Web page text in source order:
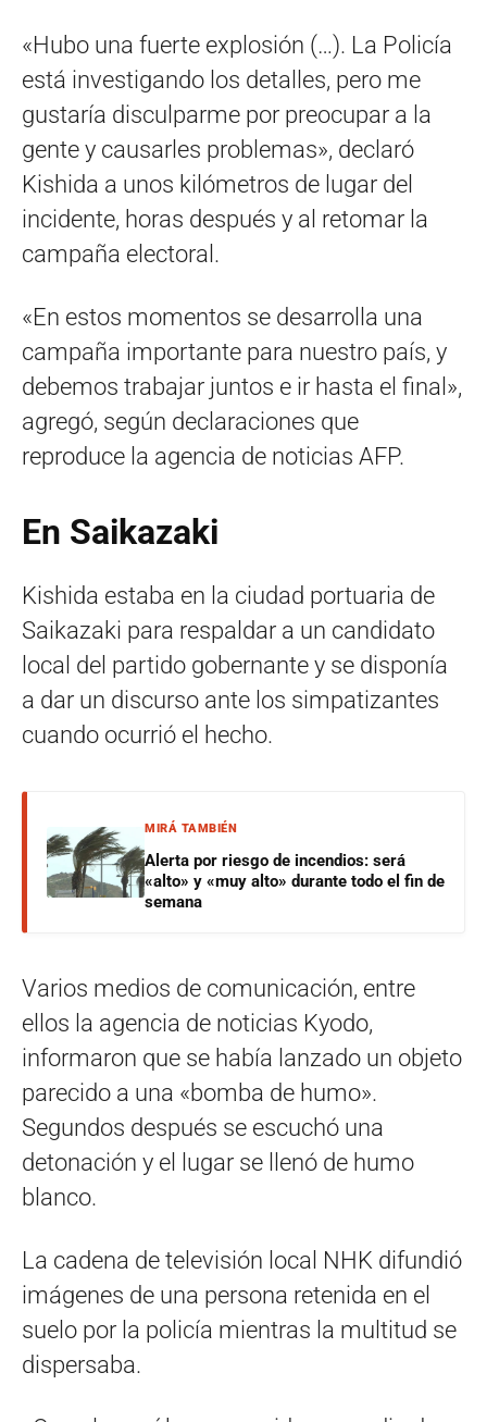
«Hubo una fuerte explosión (…). La Policía
está investigando los detalles, pero me
gustaría disculparme por preocupar a la
gente y causarles problemas», declaró
Kishida a unos kilómetros de lugar del
incidente, horas después y al retomar la
campaña electoral.
«En estos momentos se desarrolla una
campaña importante para nuestro país, y
debemos trabajar juntos e ir hasta el final»,
agregó, según declaraciones que
reproduce la agencia de noticias AFP.
En Saikazaki
Kishida estaba en la ciudad portuaria de
Saikazaki para respaldar a un candidato
local del partido gobernante y se disponía
a dar un discurso ante los simpatizantes
cuando ocurrió el hecho.
MIRÁ TAMBIÉN
Alerta por riesgo de incendios: será
«alto» y «muy alto» durante todo el fin de
semana
Varios medios de comunicación, entre
ellos la agencia de noticias Kyodo,
informaron que se había lanzado un objeto
parecido a una «bomba de humo».
Segundos después se escuchó una
detonación y el lugar se llenó de humo
blanco.
La cadena de televisión local NHK difundió
imágenes de una persona retenida en el
suelo por la policía mientras la multitud se
dispersaba.